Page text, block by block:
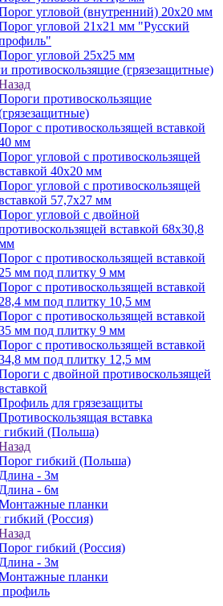
угловой (внутренний) 20х20 мм
угловой 21х21 мм "Русский
угловой 25х25 мм
противоскользящие (грязезащитные)
противоскользящие
с противоскользящей вставкой
мм
угловой с противоскользящей
40х20 мм
угловой с противоскользящей
57,7х27 мм
угловой с двойной
вставкой 68х30,8
с противоскользящей вставкой
25 мм под плитку 9 мм
с противоскользящей вставкой
28,4 мм под плитку 10,5 мм
с противоскользящей вставкой
мм под плитку 9 мм
с противоскользящей вставкой
мм под плитку 12,5 мм
с двойной противоскользящей
для грязезащиты
вставка
гибкий (Польша)
гибкий (Польша)
Длина - 3м
Длина - 6м
планки
(Россия)
гибкий (Россия)
Длина - 3м
планки